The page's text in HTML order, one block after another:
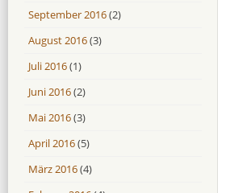
September 2016(2)
August 2016(3)
Juli 2016(1)
Juni 2016(2)
Mai 2016(3)
April 2016(5)
März 2016(4)